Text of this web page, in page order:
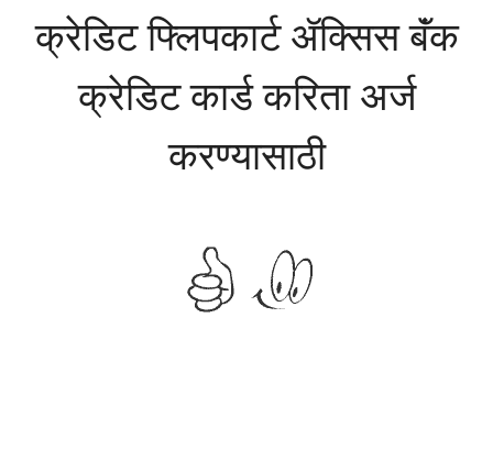
क्रेडिट फ्लिपकार्ट ॲक्सिस बॅंक
क्रेडिट कार्ड करिता अर्ज
करण्यासाठी